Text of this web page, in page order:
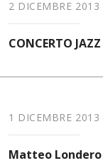
2 DICEMBRE 2013
CONCERTO
1 DICEMBRE 2013
Matteo Londero